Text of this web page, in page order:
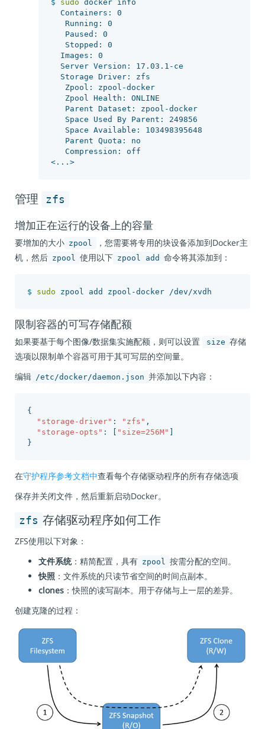
$ sudo docker info
  Containers: 0
   Running: 0
   Paused: 0
   Stopped: 0
  Images: 0
  Server Version: 17.03.1-ce
  Storage Driver: zfs
   Zpool: zpool-docker
   Zpool Health: ONLINE
   Parent Dataset: zpool-docker
   Space Used By Parent: 249856
   Space Available: 103498395648
   Parent Quota: no
   Compression: off
<...>
管理 zfs
增加正在运行的设备上的容量
要增加的大小 zpool
，您需要将专用的块设备添加到Docker主
机，然后 zpool 使用以下 zpool add 命令将其添加到：
$ sudo
限制容器的可写存储配额
如果要基于每个图像/数据集实施配额，则可以设置
size 存储
选项以限制单个容器可用于其可写层的空间量。
编辑 /etc/docker/daemon.json 并添加以下内容：
{
"storage-driver" : "zfs" ,
"storage-opts" : [ "size=256M" ]
}
在守护程序参考文档中查看每个存储驱动程序的所有存储选项
保存并关闭文件，然后重新启动Docker。
zfs 存储驱动程序如何工作
ZFS使用以下对象：
文件系统：精简配置，具有 zpool 按需分配的空间。
快照 ：文件系统的只读节省空间的时间点副本。
clones ：快照的读写副本。用于存储与上一层的差异。
创建克隆的过程：